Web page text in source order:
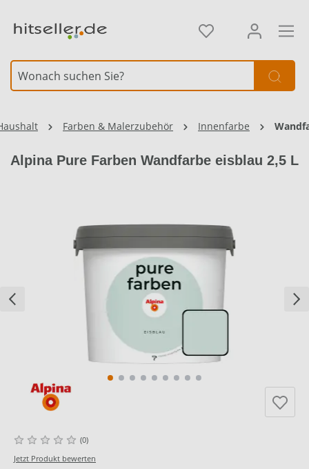
Farben & Malerzubehör Innenfarbe
Alpina Pure Farben Wandfarbe eisblau 2,5 L
(0)
Jetzt Produkt bewerten